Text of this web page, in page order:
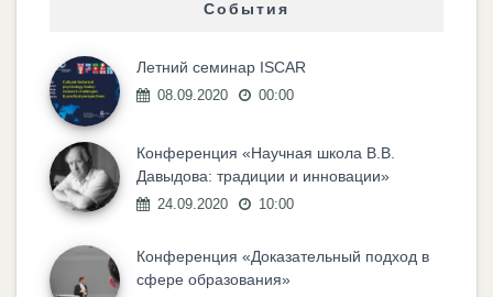
События
Летний семинар ISCAR
08.09.2020 00:00
Конференция «Научная школа В.В.
Давыдова: традиции и инновации»
24.09.2020 10:00
Конференция «Доказательный подход в
сфере образования»